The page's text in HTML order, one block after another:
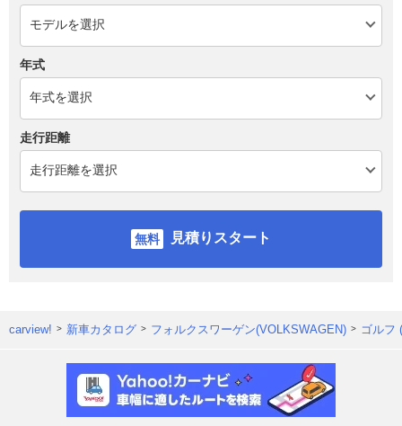
年式
走行距離
見積りスタート
carview! 新車カタログ フォルクスワーゲン(VOLKSWAGEN) ゴルフ